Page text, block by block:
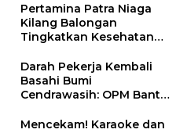
Pertamina Patra Niaga
Kilang Balongan
Tingkatkan Kesehatan
Pemeriksaan Kesehatan
Rutin dan Edukasi
Perawatan Gigi
Darah Pekerja Kembali
Basahi Bumi
Cendrawasih: OPM Bantai
di Tolikara!
Mencekam! Karaoke dan